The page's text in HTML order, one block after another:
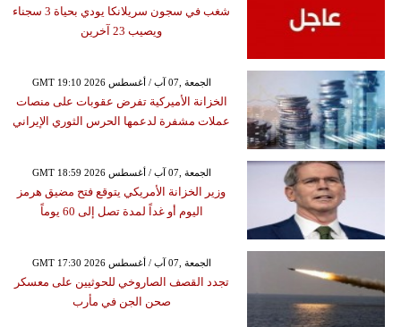
شغب في سجون سريلانكا يودي بحياة 3 سجناء
ويصيب 23 آخرين
GMT 19:10 2026 الجمعة ,07 آب / أغسطس
الخزانة الأميركية تفرض عقوبات على منصات
عملات مشفرة لدعمها الحرس الثوري الإيراني
GMT 18:59 2026 الجمعة ,07 آب / أغسطس
وزير الخزانة الأمريكي يتوقع فتح مضيق هرمز
اليوم أو غداً لمدة تصل إلى 60 يوماً
GMT 17:30 2026 الجمعة ,07 آب / أغسطس
تجدد القصف الصاروخي للحوثيين على معسكر
صحن الجن في مأرب